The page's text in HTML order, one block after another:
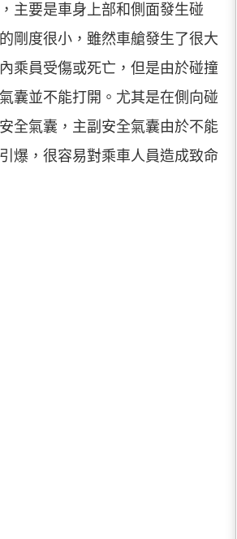
主要是車身上部和側面發生碰
剛度很小，雖然車艙發生了很大
乘員受傷或死亡，但是由於碰撞
囊並不能打開。尤其是在側向碰
全氣囊，主副安全氣囊由於不能
爆，很容易對乘車人員造成致命